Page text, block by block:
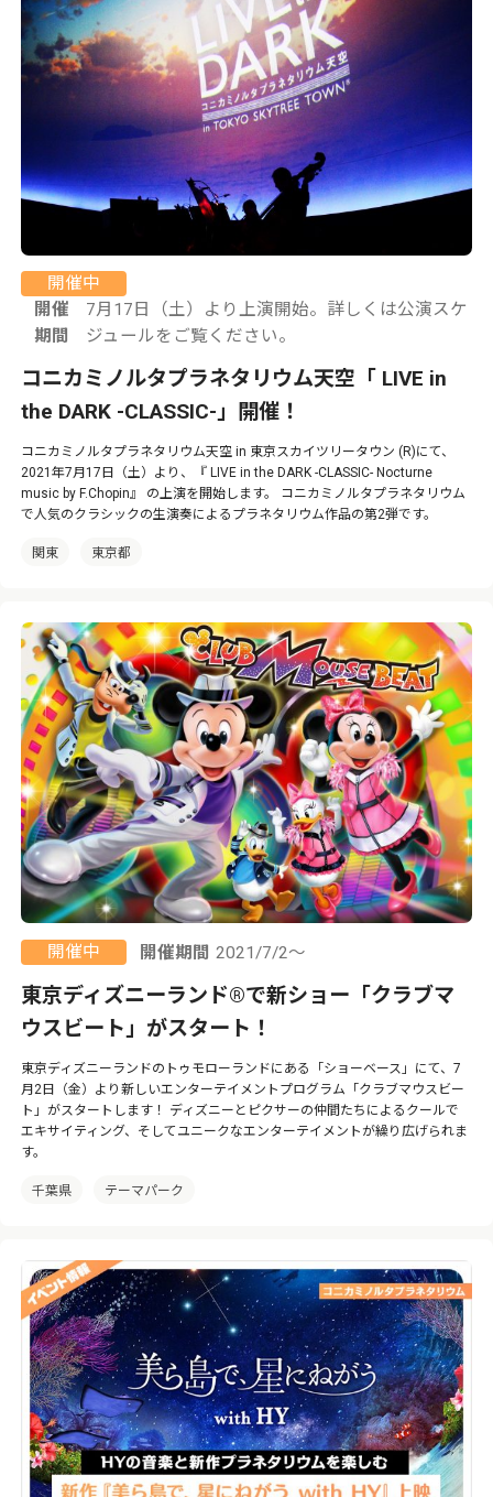
開催中
開催
期間
7月17日（土）より上演開始。詳しくは公演スケ
ジュールをご覧ください。
コニカミノルタプラネタリウム天空「 LIVE in
the DARK -CLASSIC-」開催！
コニカミノルタプラネタリウム天空 in 東京スカイツリータウン (R)にて、
2021年7月17日（土）より、『 LIVE in the DARK -CLASSIC- Nocturne
music by F.Chopin』 の上演を開始します。 コニカミノルタプラネタリウム
で人気のクラシックの生演奏によるプラネタリウム作品の第2弾です。
関東 東京都
開催中 開催期間 2021/7/2～
東京ディズニーランド®で新ショー「クラブマ
ウスビート」がスタート！
東京ディズニーランドのトゥモローランドにある「ショーベース」にて、7
月2日（金）より新しいエンターテイメントプログラム「クラブマウスビー
ト」がスタートします！ ディズニーとピクサーの仲間たちによるクールで
エキサイティング、そしてユニークなエンターテイメントが繰り広げられま
す。
千葉県 テーマパーク